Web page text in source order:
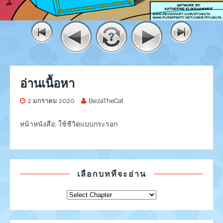
อ่านเนื้อหา
2 มกราคม 2020 BezaTheCat
หน้าหนังสือ: ใช้ชีวิตแบบกระรอก
เลือกบทที่จะอ่าน